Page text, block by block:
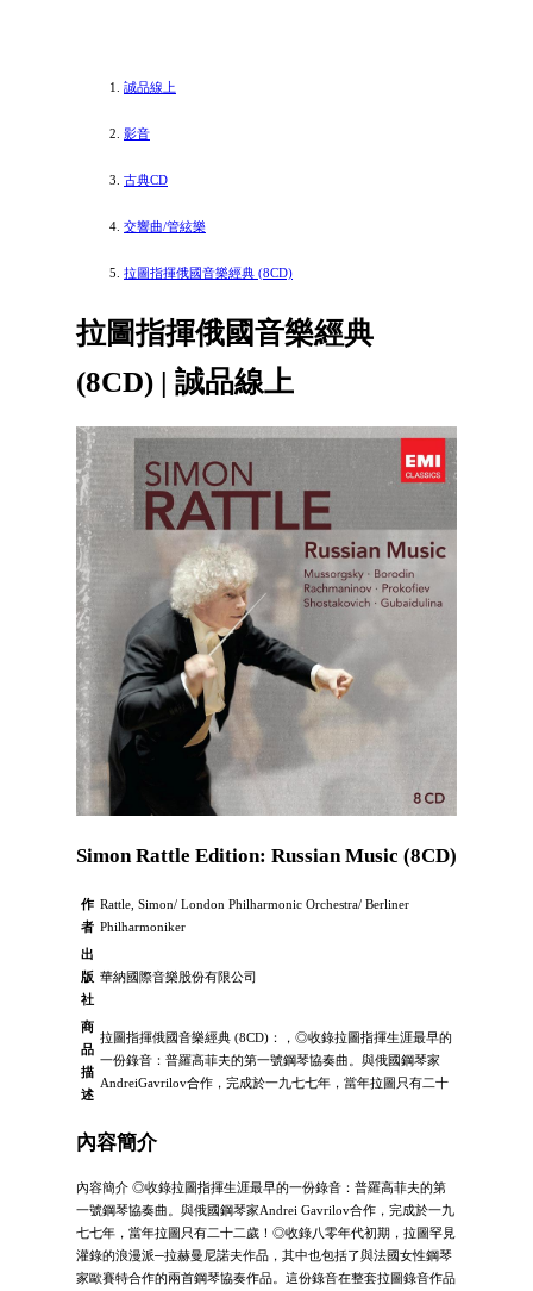
誠品線上
影音
古典CD
交響曲/管絃樂
拉圖指揮俄國音樂經典 (8CD)
拉圖指揮俄國音樂經典
(8CD) | 誠品線上
Simon Rattle Edition: Russian Music (8CD)
作
者
Rattle, Simon/ London Philharmonic Orchestra/ Berliner
Philharmoniker
出
版
社
華納國際音樂股份有限公司
商
品
描
述
拉圖指揮俄國音樂經典 (8CD)：，◎收錄拉圖指揮生涯最早的
一份錄音：普羅高菲夫的第一號鋼琴協奏曲。與俄國鋼琴家
AndreiGavrilov合作，完成於一九七七年，當年拉圖只有二十
內容簡介
內容簡介 ◎收錄拉圖指揮生涯最早的一份錄音：普羅高菲夫的第
一號鋼琴協奏曲。與俄國鋼琴家Andrei Gavrilov合作，完成於一九
七七年，當年拉圖只有二十二歲！◎收錄八零年代初期，拉圖罕見
灌錄的浪漫派─拉赫曼尼諾夫作品，其中也包括了與法國女性鋼琴
家歐賽特合作的兩首鋼琴協奏作品。這份錄音在整套拉圖錄音作品